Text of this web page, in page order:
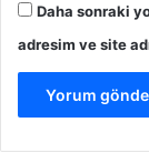
Daha sonraki
adresim ve site